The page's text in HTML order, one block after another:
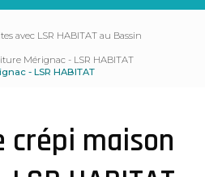
avec LSR HABITAT au Bassin
Mérignac - LSR HABITAT
- LSR HABITAT
crépi maison